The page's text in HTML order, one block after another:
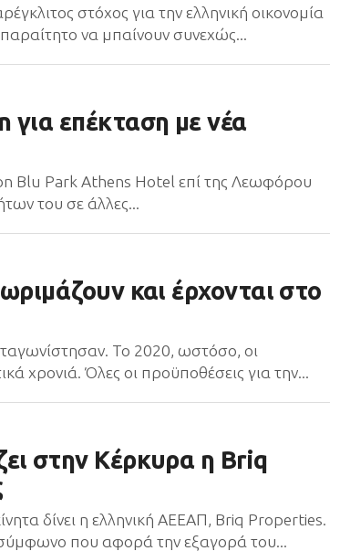
στόχος για την ελληνική οικονομία
να μπαίνουν συνεχώς...
για επέκταση με νέα
Blu Park Athens Hotel επί της Λεωφόρου
του σε άλλες...
και έρχονται στο
Το 2020, ωστόσο, οι
χρονιά. Όλες οι προϋποθέσεις για την...
στην Κέρκυρα η Briq
δίνει η ελληνική ΑΕΕΑΠ, Briq Properties.
που αφορά την εξαγορά του...